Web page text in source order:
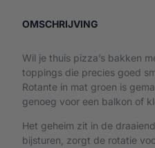
OMSCHRIJVING
Wil je thuis pizza’s bakken
toppings die precies goed
Rotante in mat groen is
genoeg voor een balkon of
Het geheim zit in de
bijsturen, zorgt de rotatie